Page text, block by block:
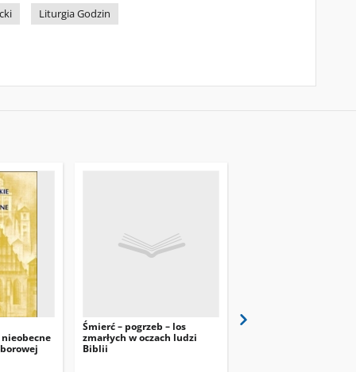
Liturgia Godzin
Śmierć – pogrzeb – los
zmarłych w oczach ludzi
Biblii